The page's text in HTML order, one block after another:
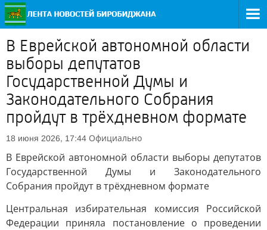
В Еврейской автономной области
выборы депутатов
Государственной Думы и
Законодательного Собрания
пройдут в трёхдневном формате
18 июня 2026, 17:44 Официально
В Еврейской автономной области выборы депутатов
Государственной Думы и Законодательного
Собрания пройдут в трёхдневном формате
Центральная избирательная комиссия Российской
Федерации приняла постановление о проведении